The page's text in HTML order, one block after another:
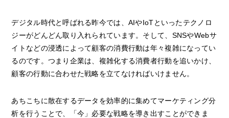
デジタル時代と呼ばれる昨今では、AIやIoTといったテクノロ
ジーがどんどん取り入れられています。そして、SNSやWebサ
イトなどの浸透によって顧客の消費行動は年々複雑になってい
るのです。つまり企業は、複雑化する消費者行動を追いかけ、
顧客の行動に合わせた戦略を立てなければいけません。
あちこちに散在するデータを効率的に集めてマーケティング分
析を行うことで、「今」必要な戦略を導き出すことができま